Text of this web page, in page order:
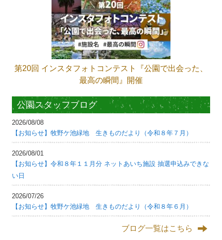
第20回 インスタフォトコンテスト『公園で出会った、
最高の瞬間』開催
公園スタッフブログ
2026/08/08
【お知らせ】牧野ケ池緑地 生きものだより（令和８年７月）
2026/08/01
【お知らせ】令和８年１１月分 ネットあいち施設 抽選申込みできな
い日
2026/07/26
【お知らせ】牧野ケ池緑地 生きものだより（令和８年６月）
ブログ一覧はこちら